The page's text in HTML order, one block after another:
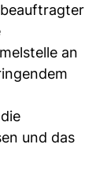
an
und das